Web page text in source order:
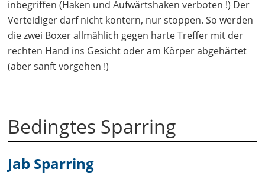
inbegriffen (Haken und Aufwärtshaken verboten !) Der
Verteidiger darf nicht kontern, nur stoppen. So werden
die zwei Boxer allmählich gegen harte Treffer mit der
rechten Hand ins Gesicht oder am Körper abgehärtet
(aber sanft vorgehen !)
Bedingtes Sparring
Jab Sparring